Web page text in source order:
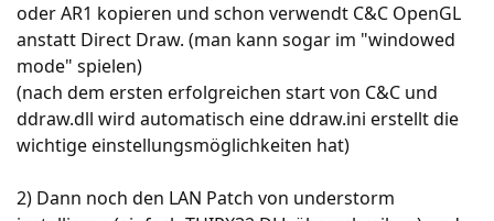
oder AR1 kopieren und schon verwendt C&C OpenGL
anstatt Direct Draw. (man kann sogar im "windowed
mode" spielen)
(nach dem ersten erfolgreichen start von C&C und
ddraw.dll wird automatisch eine ddraw.ini erstellt die
wichtige einstellungsmöglichkeiten hat)
2) Dann noch den LAN Patch von understorm